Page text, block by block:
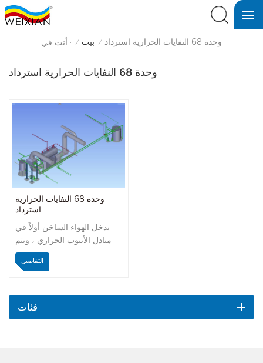
أنت في : / بيت / وحدة 68 النفايات الحرارية استرداد
وحدة 68 النفايات الحرارية استرداد
وحدة 68 النفايات الحرارية
استرداد
يدخل الهواء الساخن أولاً في
مبادل الأنبوب الحراري ، ويتم
نقل الحرارة إلى الماء اللين
الداخلي ، ويتم توليد بخار من
استخدام الهواء الساخن
للتسخين المسبق لماء R / O
التفاصيل
فئات